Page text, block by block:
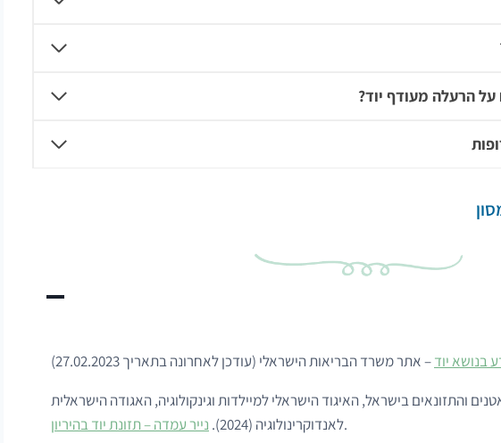
הרעלה מעודף יוד?
בנושא יוד– אתר משרד הבריאות הישראלי (עודכן לאחרונה בתאריך 27.02.2023)
והתזונאים בישראל, האיגוד הישראלי למיילדות וגינקולוגיה, האגודה הישראלית
לאנדוקרינולוגיה (2024).
נייר עמדה – תזונת יוד בהיריון .